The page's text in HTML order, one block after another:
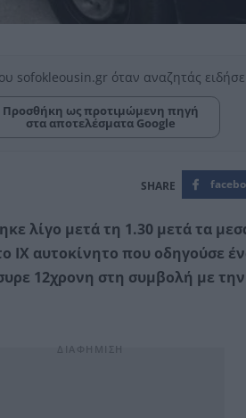
sofokleousin.gr όταν αναζητάς
Προσθήκη ως προτιμώμενη πηγή
στα αποτελέσματα Google
λίγο μετά τη 1.30 μετά τα
ΙΧ αυτοκίνητο που οδηγούσε
12χρονη στη συμβολή με